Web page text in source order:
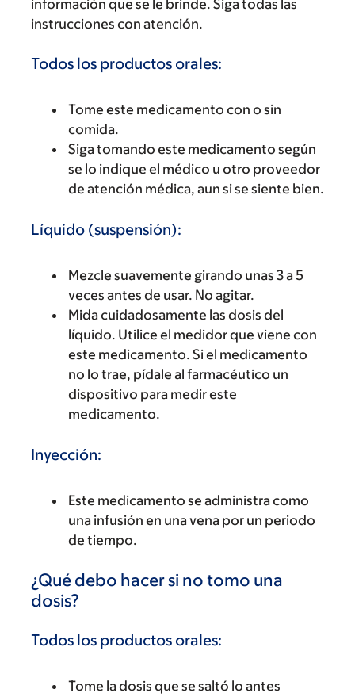
información que se le brinde. Siga todas las
instrucciones con atención.
Todos los productos orales:
Tome este medicamento con o sin
comida.
Siga tomando este medicamento según
se lo indique el médico u otro proveedor
de atención médica, aun si se siente bien.
Líquido (suspensión):
Mezcle suavemente girando unas 3 a 5
veces antes de usar. No agitar.
Mida cuidadosamente las dosis del
líquido. Utilice el medidor que viene con
este medicamento. Si el medicamento
no lo trae, pídale al farmacéutico un
dispositivo para medir este
medicamento.
Inyección:
Este medicamento se administra como
una infusión en una vena por un periodo
de tiempo.
¿Qué debo hacer si no tomo una
dosis?
Todos los productos orales:
Tome la dosis que se saltó lo antes